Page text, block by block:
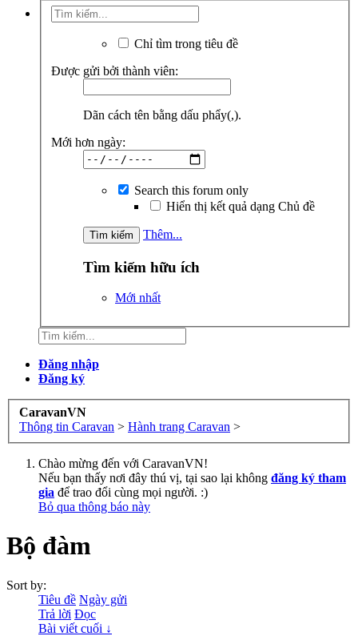
Chỉ tìm trong tiêu đề
Được gửi bởi thành viên:
Dãn cách tên bằng dấu phẩy(,).
Mới hơn ngày:
Search this forum only
Hiển thị kết quả dạng Chủ đề
Thêm...
Tìm kiếm hữu ích
Mới nhất
Đăng nhập
Đăng ký
CaravanVN
Thông tin Caravan > Hành trang Caravan >
Chào mừng đến với CaravanVN!
Nếu bạn thấy nơi đây thú vị, tại sao lại không đăng ký tham
gia để trao đổi cùng mọi người. :)
Bỏ qua thông báo này
Bộ đàm
Sort by:
Tiêu đề Ngày gửi
Trả lời Đọc
Bài viết cuối ↓